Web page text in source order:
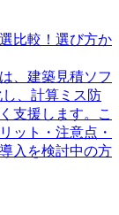
比較！選び方か
、建築見積ソフ
し、計算ミス防
支援します。こ
ット・注意点・
入を検討中の方